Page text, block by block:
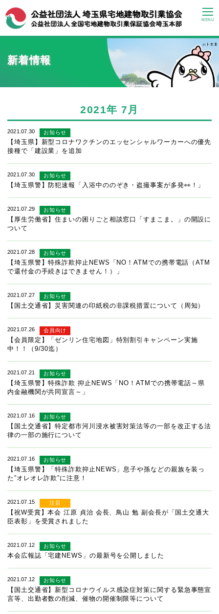
MENU
新着情報
2021年 7月
2021.07.30 お知らせ
【埼玉県】新型コロナワクチンのエッセンシャルワーカーへの優先
接種で「建設業」を追加
2021.07.30 お知らせ
【埼玉県警】防犯速報「入浴中ののぞき・盗撮事案が多発👀！」
2021.07.29 お知らせ
【厚生労働省】住まいの困りごと相談窓口「すまこま。」の開設に
ついて
2021.07.28 お知らせ
【埼玉県警】特殊詐欺抑止NEWS「NO！ATMでの携帯電話（ATM
で還付金の手続きはできません！）」
2021.07.27 お知らせ
【国土交通省】災害関連の印紙税の非課税措置について（周知）
2021.07.26 会員向け
【会員限定】「ゼンリン住宅地図」特別割引キャンペーン実施
中！！（9/30迄）
2021.07.21 お知らせ
【埼玉県警】特殊詐欺 抑止NEWS「NO！ATMでの携帯電話～県
内金融機関が共同宣言～」
2021.07.16 お知らせ
【国土交通省】特定都市河川浸水被害対策法等の一部を改正する法
律の一部の施行について
2021.07.16 お知らせ
【埼玉県警】「特殊詐欺抑止NEWS」息子や孫などの親族を装っ
た”オレオレ詐欺”に注意！
2021.07.15 注目
【祝W受賞】本会 江原 貞治 会長、鳥山 勉 副会長が「国土交通大
臣表彰」を受賞されました
2021.07.12 お知らせ
本会広報誌「宅建NEWS」の最新号を公開しました
2021.07.12 お知らせ
【国土交通省】新型コロナウイルス感染症対策に関する緊急事態宣
言等、出勤者数の削減、催物の開催制限等について